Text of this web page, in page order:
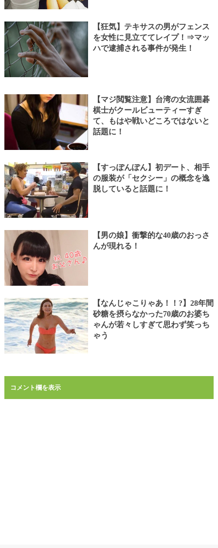
【狂気】テキサスの男がフェンス
を女性に見立ててレイプ！⇒マッ
ハで逮捕される事件が発生！
【マジ閲覧注意】台湾の女流囲碁
棋士がクールビューティーすぎ
て、もはや戦いどころではないと
話題に！
【すっぽんぽん】初デート、相手
の服装が「セクシー」の概念を逸
脱していると話題に！
【男の娘】衝撃的な40歳のおっさ
んが現れる！
【なんじゃこりゃあ！！?】28年間
砂糖を摂らなかった70歳のお婆ち
ゃんが若々しすぎて思わず笑っち
ゃう
コメント欄を表示